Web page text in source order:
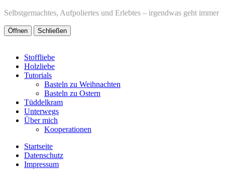
Selbstgemachtes, Aufpoliertes und Erlebtes – irgendwas geht immer
Öffnen Schließen
Stoffliebe
Holzliebe
Tutorials
Basteln zu Weihnachten
Basteln zu Ostern
Tüddelkram
Unterwegs
Über mich
Kooperationen
Startseite
Datenschutz
Impressum